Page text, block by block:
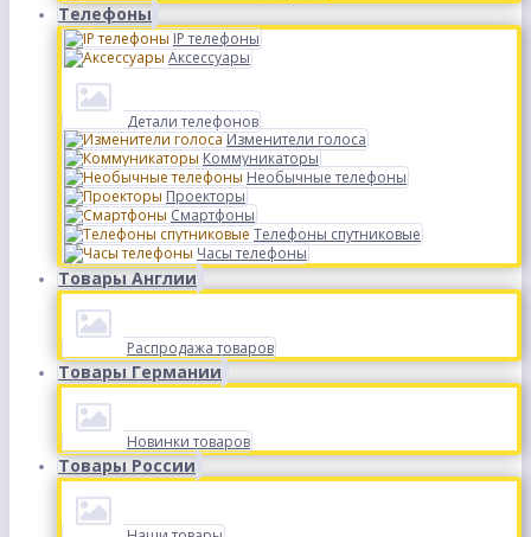
Телефоны
IP телефоны
Аксессуары
Детали телефонов
Изменители голоса
Коммуникаторы
Необычные телефоны
Проекторы
Смартфоны
Телефоны спутниковые
Часы телефоны
Товары Англии
Распродажа товаров
Товары Германии
Новинки товаров
Товары России